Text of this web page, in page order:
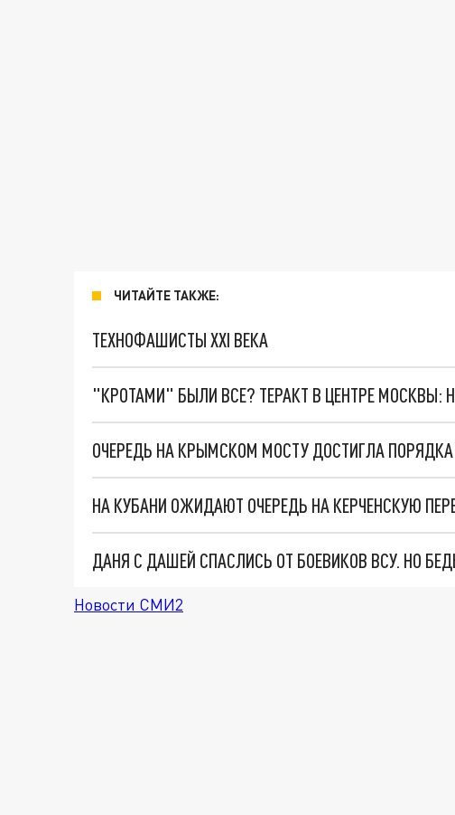
ЧИТАЙТЕ ТАКЖЕ:
ТЕХНОФАШИСТЫ XXI ВЕКА
"КРОТАМИ" БЫЛИ ВСЕ? ТЕРАКТ В ЦЕНТРЕ
ОЧЕРЕДЬ НА КРЫМСКОМ МОСТУ ДОСТИГЛА
НА КУБАНИ ОЖИДАЮТ ОЧЕРЕДЬ НА КЕРЧЕНСКУЮ
ДАНЯ С ДАШЕЙ СПАСЛИСЬ ОТ БОЕВИКОВ ВСУ. НО
Новости СМИ2